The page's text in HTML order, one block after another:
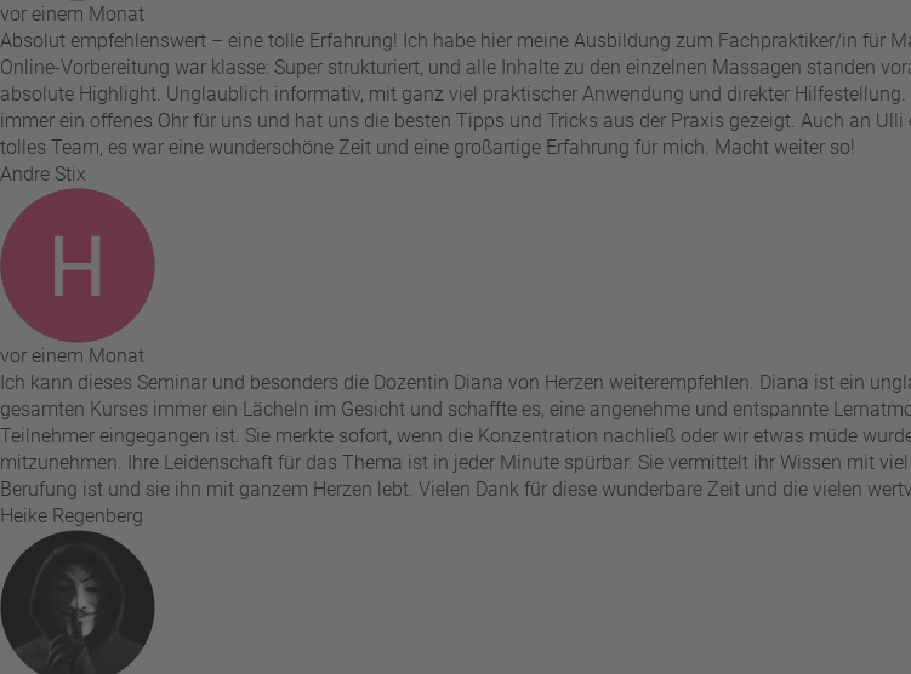
vor einem Monat
Absolut empfehlenswert – eine tolle Erfahrung! Ich habe hier meine Ausbildung zum Fachpraktiker/in für
Online-Vorbereitung war klasse: Super strukturiert, und alle Inhalte zu den einzelnen Massagen standen
absolute Highlight. Unglaublich informativ, mit ganz viel praktischer Anwendung und direkter
immer ein offenes Ohr für uns und hat uns die besten Tipps und Tricks aus der Praxis gezeigt. Auch an
tolles Team, es war eine wunderschöne Zeit und eine großartige Erfahrung für mich. Macht weiter so!
Andre Stix
vor einem Monat
Ich kann dieses Seminar und besonders die Dozentin Diana von Herzen weiterempfehlen. Diana ist ein
gesamten Kurses immer ein Lächeln im Gesicht und schaffte es, eine angenehme und entspannte
Teilnehmer eingegangen ist. Sie merkte sofort, wenn die Konzentration nachließ oder wir etwas müde
mitzunehmen. Ihre Leidenschaft für das Thema ist in jeder Minute spürbar. Sie vermittelt ihr Wissen mit
Berufung ist und sie ihn mit ganzem Herzen lebt. Vielen Dank für diese wunderbare Zeit und die vielen
Heike Regenberg